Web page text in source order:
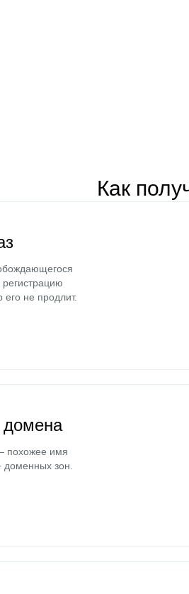
Как
не продлит.
домена
похожее имя
доменных зон.